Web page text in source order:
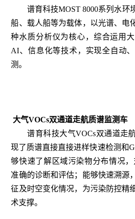
谱育科技MOST 8000系列水环
船、载人船等为载体，以光谱、电
种水质分析仪为核心，综合运用
AI、信息化等技术，实现全自动
测。
大气VOCs双通道走航质谱监测车
谱育科技大气VOCs双通道走航
现了质谱直接直接进样快速检测和
够快速了解区域污染物分布情况
准确的诊断和评估；能够快速溯源
征及时空变化情况，为污染防控精
术支撑。